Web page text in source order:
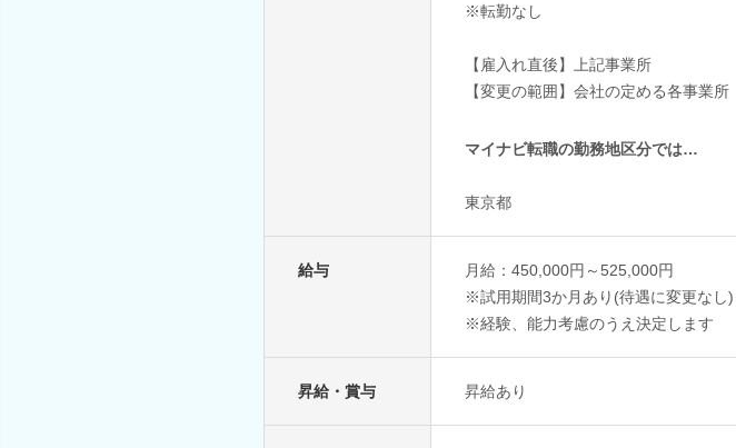
※転勤なし
【雇入れ直後】上記事業所
【変更の範囲】会社の定める各事業所
マイナビ転職の勤務地区分では…
東京都
給与
月給：450,000円～525,000円
※試用期間3か月あり(待遇に変更なし)
※経験、能力考慮のうえ決定します
昇給・賞与 昇給あり